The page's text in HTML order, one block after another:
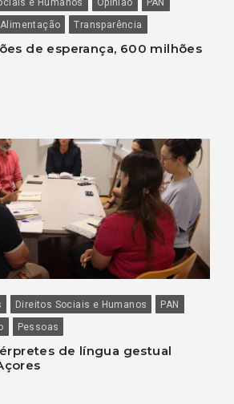
e Humanos Opinião
PAN
Transparência
de esperança, 600 milhões
Direitos Sociais e Humanos
PAN
Pessoas
de língua gestual